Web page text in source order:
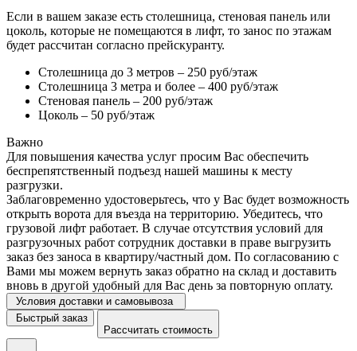
Если в вашем заказе есть столешница, стеновая панель или
цоколь, которые не помещаются в лифт, то занос по этажам
будет рассчитан согласно прейскуранту.
Столешница до 3 метров – 250 руб/этаж
Столешница 3 метра и более – 400 руб/этаж
Стеновая панель – 200 руб/этаж
Цоколь – 50 руб/этаж
Важно
Для повышения качества услуг просим Вас обеспечить
беспрепятственный подъезд нашей машины к месту
разгрузки.
Заблаговременно удостоверьтесь, что у Вас будет возможность
открыть ворота для въезда на территорию. Убедитесь, что
грузовой лифт работает. В случае отсутствия условий для
разгрузочных работ сотрудник доставки в праве выгрузить
заказ без заноса в квартиру/частный дом. По согласованию с
Вами мы можем вернуть заказ обратно на склад и доставить
вновь в другой удобный для Вас день за повторную оплату.
Условия доставки и самовывоза
Быстрый заказ
Рассчитать стоимость